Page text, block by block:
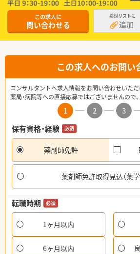
この求人に
問い合わせる
検討リストに
追加
この求人へのお問い
コンサルタントへ求人情報をお問い合わせいただ
薬局・病院等への直接応募ではございませんので
1 2 3
保有資格・経験
必須
薬剤師免許
薬剤師免許取得見込（薬学
転職時期 必須
1ヶ月以内
6ヶ月以内